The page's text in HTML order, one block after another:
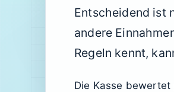
Entscheidend ist
andere
Regeln kennt,
Die Kasse